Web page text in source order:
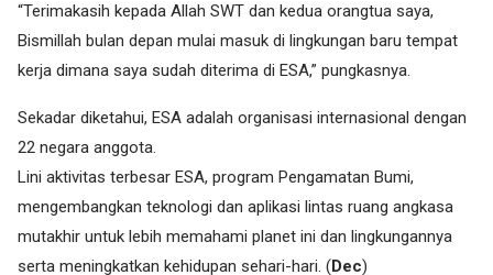
“Terimakasih kepada Allah SWT dan kedua orangtua saya,
Bismillah bulan depan mulai masuk di lingkungan baru tempat
kerja dimana saya sudah diterima di ESA,” pungkasnya.
Sekadar diketahui, ESA adalah organisasi internasional dengan
22 negara anggota.
Lini aktivitas terbesar ESA, program Pengamatan Bumi,
mengembangkan teknologi dan aplikasi lintas ruang angkasa
mutakhir untuk lebih memahami planet ini dan lingkungannya
serta meningkatkan kehidupan sehari-hari. (Dec)